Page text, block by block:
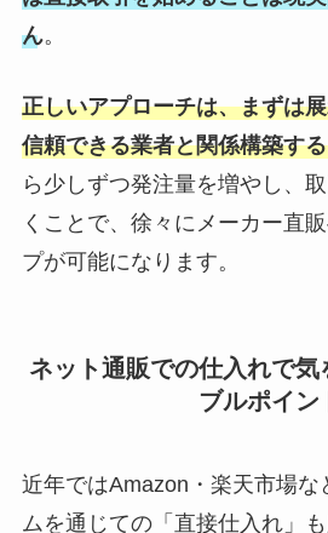
ん。
正しいアプローチは、まずは
信頼できる業者と関係構築す
ら少しずつ発注量を増やし、
くことで、徐々にメーカー直
プが可能になります。
ネット通販での仕入れで気
ブルポイン
近年ではAmazon・楽天市場な
ムを通じての「直接仕入れ」も